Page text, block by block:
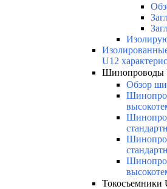
U12
Шинопроводы
Обзор
Токосъемники